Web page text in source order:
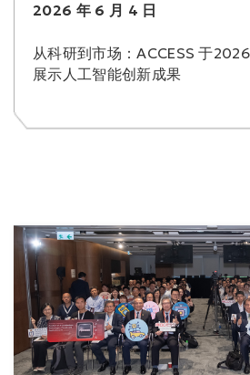
2026 年 6 月 4 日
从科研到市场：ACCESS 于
展示人工智能创新成果